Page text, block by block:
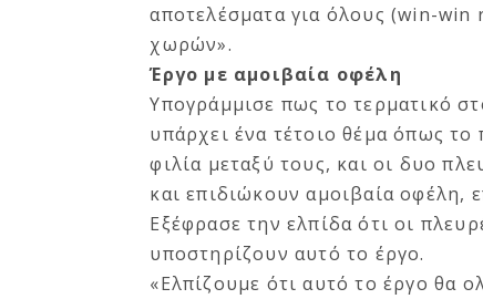
αποτελέσματα για όλους (win-win
χωρών».
Έργο με αμοιβαία οφέλη
Υπογράμμισε πως το τερματικό
υπάρχει ένα τέτοιο θέμα όπως
φιλία μεταξύ τους, και οι δυο
και επιδιώκουν αμοιβαία οφέλη,
Εξέφρασε την ελπίδα ότι οι
υποστηρίζουν αυτό το έργο.
«Ελπίζουμε ότι αυτό το έργο θα